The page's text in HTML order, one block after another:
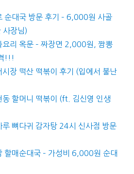
순대국 방문 후기 – 6,000원 사골
사장님)
요리 옥문 – 짜장면 2,000원, 짬뽕
!!!
시장 떡산 떡볶이 후기 (입에서 불난
동 할머니 떡볶이 (ft. 김신영 인생
루 뼈다귀 감자탕 24시 신사점 방문
할매순대국 – 가성비 6,000원 순대